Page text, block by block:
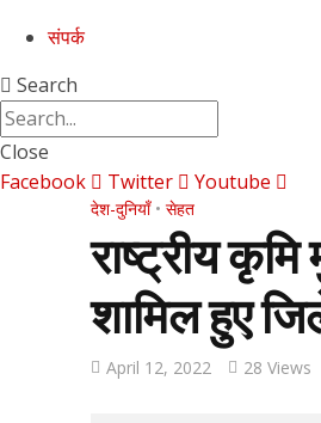
संपर्क
Search
Close
Facebook
Twitter Youtube
देश-दुनियाँ • सेहत
राष्ट्रीय
शामिल हुए
April 12, 2022 28 Views